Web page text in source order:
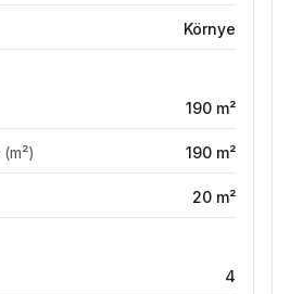
Környe
190 m²
190 m²
20 m²
4